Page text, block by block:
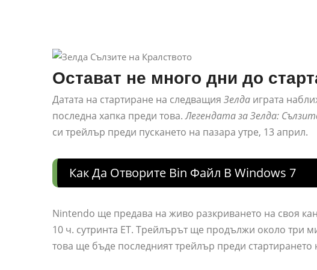
Остават не много дни до
Датата на стартиране на следващия Зелда играта
последна хапка преди това.Легендата за Зелда:
си трейлър преди пускането на пазара утре, 13 април.
Как Да Отворите Bin Файл В Windows 7
Nintendo ще предава на живо разкриването на своя
10 ч. сутринта ET. Трейлърът ще продължи около три
това ще бъде последният трейлър преди стартирането